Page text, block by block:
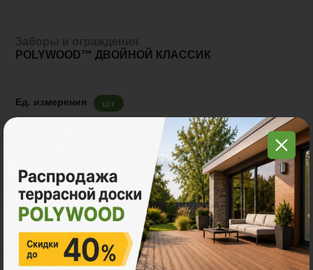
POLYWOOD™ ДВОЙНОЙ КЛАССИК
Ед. измерения шт
В корзину Рассчитать